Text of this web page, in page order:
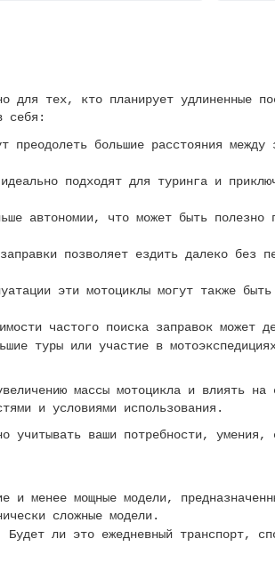
для тех, кто планирует удлиненные
себя:
преодолеть большие расстояния
подходят для туринга и
автономии, что может быть
позволяет ездить далеко без
эти мотоциклы могут также
частого поиска заправок может
туры или участие в
массы мотоцикла и влиять на
и условиями использования.
учитывать ваши потребности,
и менее мощные модели,
сложные модели.
ли это ежедневный транспорт,